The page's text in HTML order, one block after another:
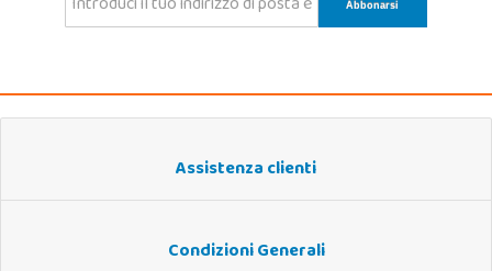
Assistenza clienti
Condizioni Generali